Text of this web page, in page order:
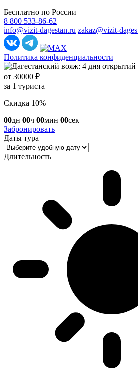
Бесплатно по России
8 800 533-86-62
info@vizit-dagestan.ru zakaz@vizit-
Политика конфиденциальности
от 30000 ₽
за 1 туриста
Скидка 10%
00дн 00ч 00мин 00сек
Забронировать
Даты тура
Длительность